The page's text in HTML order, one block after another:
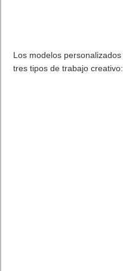
Los modelos
tres tipos de trabajo creativo: